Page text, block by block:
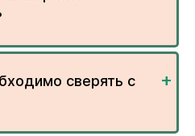
сверять с